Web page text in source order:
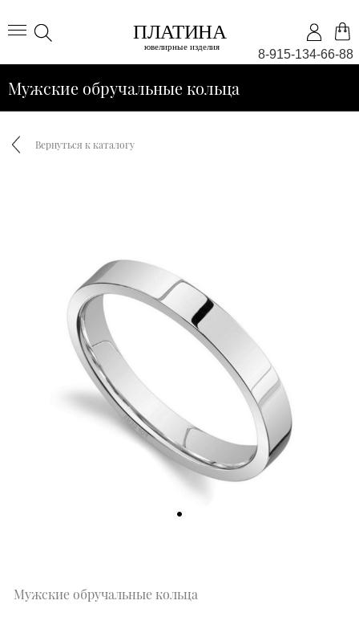
8-915-134-66-88
Мужские обручальные кольца
Вернуться к каталогу
Мужские обручальные кольца